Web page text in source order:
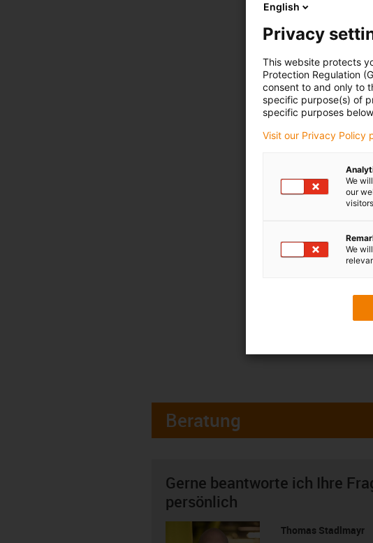
Beratung
Gerne beantworte ich Ihre
persönlich
Thomas Stadlmayr
English
Privacy
This website protects
Protection Regulation
consent to and only to
specific purpose(s) of
specific purposes
Visit our Privacy Policy
We
our
We